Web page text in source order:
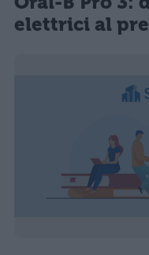
elettrici al